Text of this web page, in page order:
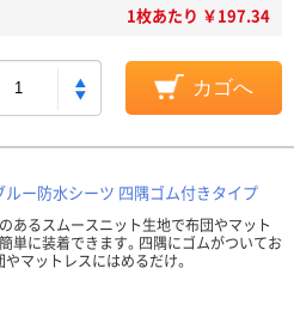
1枚あたり ￥197.34
カゴへ
ルー防水シーツ 四隅ゴム付きタイプ
あるスムースニット生地で布団やマット
単に装着できます。四隅にゴムがついてお
やマットレスにはめるだけ。